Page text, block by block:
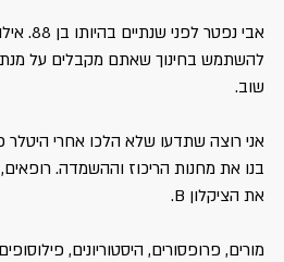
אבי
להשתמש בחינוך שאתם מקבלים על מנת
שוב.
אני רוצה שתדעו שלא הלכו אחרי
בנו את מחנות הריכוז וההשמדה.
את הציקלון B.
מורים, פרופסורים, היסטוריונים,